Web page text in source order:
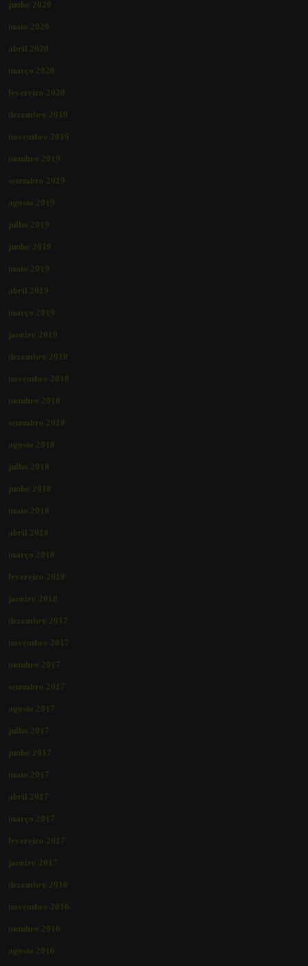
junho 2020
maio 2020
abril 2020
março 2020
fevereiro 2020
dezembro 2019
novembro 2019
outubro 2019
setembro 2019
agosto 2019
julho 2019
junho 2019
maio 2019
abril 2019
março 2019
janeiro 2019
dezembro 2018
novembro 2018
outubro 2018
setembro 2018
agosto 2018
julho 2018
junho 2018
maio 2018
abril 2018
março 2018
fevereiro 2018
janeiro 2018
dezembro 2017
novembro 2017
outubro 2017
setembro 2017
agosto 2017
julho 2017
junho 2017
maio 2017
abril 2017
março 2017
fevereiro 2017
janeiro 2017
dezembro 2016
novembro 2016
outubro 2016
agosto 2016